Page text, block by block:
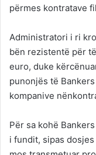
përmes kontratave
Administratori i ri
bën rezistentë për
euro, duke
punonjës të
kompanive
Për sa kohë
i fundit, sipas